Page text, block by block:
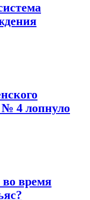
№ 4 лопнуло
время